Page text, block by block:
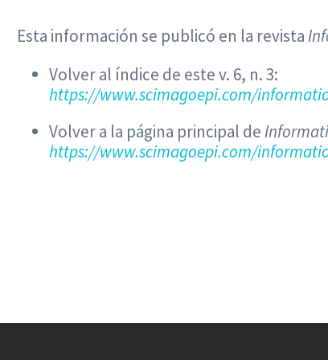
Esta información se publicó en la revista
Volver al índice de este v. 6, n. 3:
https://www.scimagoepi.com/
Volver a la página principal de
https://www.scimagoepi.com/